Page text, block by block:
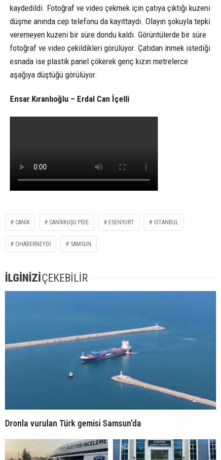
kaydedildi. Fotoğraf ve video çekmek için çatıya çıktığı kuzeni
düşme anında cep telefonu da kayıttaydı. Olayın şokuyla tepki
veremeyen kuzeni bir süre dondu kaldı. Görüntülerde bir süre
fotoğraf ve video çekildikleri görülüyor. Çatıdan inmek istediği
esnada ise plastik panel çökerek genç kızın metrelerce
aşağıya düştüğü görülüyor.
Ensar Kıranlıoğlu – Erdal Can İçelli
CANIK CANIKKUŞU PIDE ESENYURT ISTANBUL
OHABERNEYDİ SAMSUN
İLGİNİZİÇEKEBİLİR
Dronla vurulan Türk gemisi Samsun’da